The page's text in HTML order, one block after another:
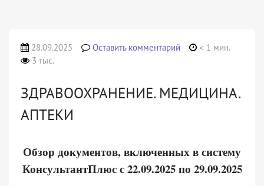
28.09.2025 Оставить комментарий
< 1 мин.
3 тыс.
ЗДРАВООХРАНЕНИЕ. МЕДИЦИНА.
АПТЕКИ
Обзор документов, включенных в систему
КонсультантПлюс с 22.09.2025 по 29.09.2025